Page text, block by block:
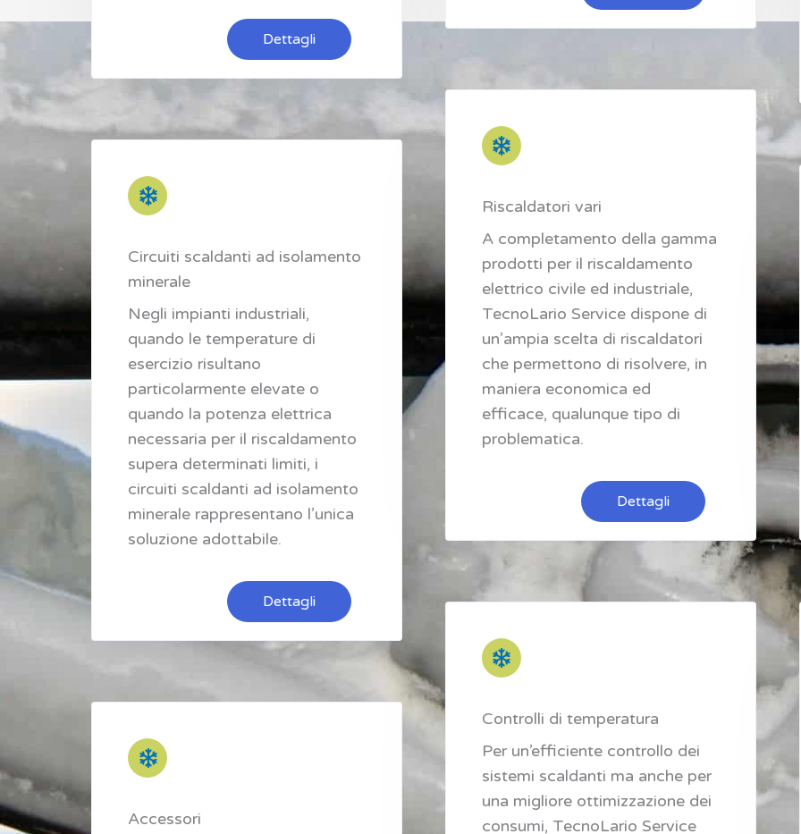
Dettagli
Circuiti scaldanti ad isolamento
minerale
Negli impianti industriali,
quando le temperature di
esercizio risultano
particolarmente elevate o
quando la potenza elettrica
necessaria per il riscaldamento
supera determinati limiti, i
circuiti scaldanti ad isolamento
minerale rappresentano l’unica
soluzione adottabile.
Dettagli
Accessori
Riscaldatori vari
A completamento della gamma
prodotti per il riscaldamento
elettrico civile ed industriale,
TecnoLario Service dispone di
un’ampia scelta di riscaldatori
che permettono di risolvere, in
maniera economica ed
efficace, qualunque tipo di
problematica.
Dettagli
Controlli di temperatura
Per un’efficiente controllo dei
sistemi scaldanti ma anche per
una migliore ottimizzazione dei
consumi, TecnoLario Service